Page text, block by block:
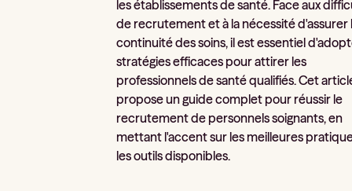
les établissements de santé. Face aux
de recrutement et à la nécessité d'assurer
continuité des soins, il est essentiel
stratégies efficaces pour attirer les
professionnels de santé qualifiés. Cet
propose un guide complet pour réussir le
recrutement de personnels soignants, en
mettant l'accent sur les meilleures
les outils disponibles.